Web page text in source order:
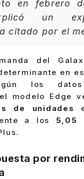
en febrero
un
citado por el
del
en
los
modelo Edge
de unidades
a los 5,05
por